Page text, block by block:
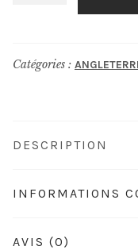
Whiskymaker's
Catégories :
DESCRIPTION
INFORMATIONS
AVIS (0)